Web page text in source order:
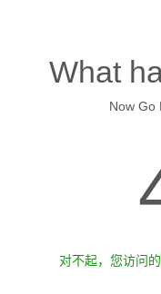
What
Now Go
对不起，您访问